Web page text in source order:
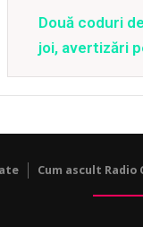
Două coduri
joi, avertizări
Cum ascult Radio